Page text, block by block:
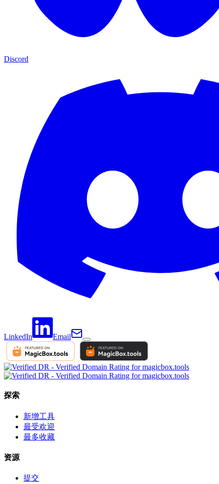
Discord
LinkedIn Email
探索
新增工具
最受欢迎
最多收藏
资源
提交